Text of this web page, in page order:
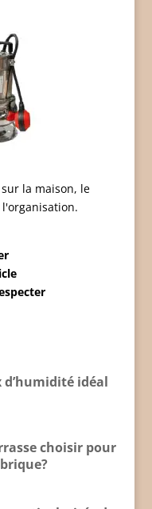
la maison, le
idéal
choisir pour